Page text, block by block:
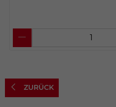
ZURÜCK